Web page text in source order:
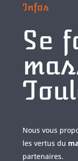
Infos
Se
Nous vous
les vertus du
partenaires.